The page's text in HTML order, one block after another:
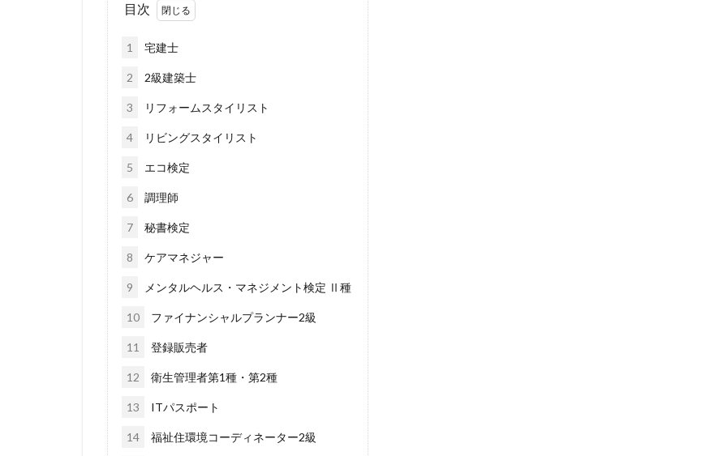
目次
1 宅建士
2 2級建築士
3 リフォームスタイリスト
4 リビングスタイリスト
5 エコ検定
6 調理師
7 秘書検定
8 ケアマネジャー
9 メンタルヘルス・マネジメント検定 Ⅱ種
10 ファイナンシャルプランナー2級
11 登録販売者
12 衛生管理者第1種・第2種
13 ITパスポート
14 福祉住環境コーディネーター2級